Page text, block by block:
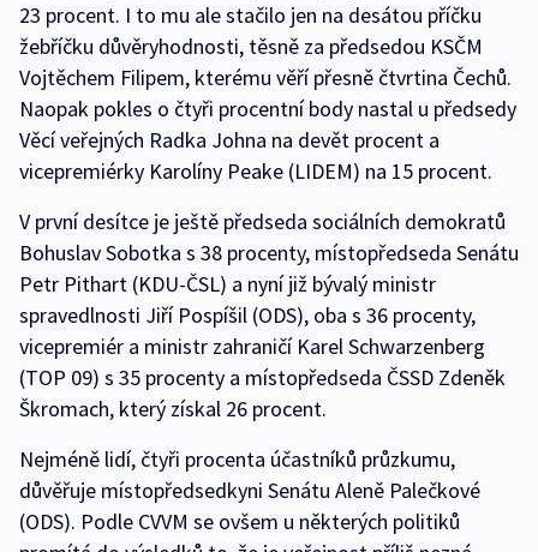
23 procent. I to mu ale stačilo jen na desátou příčku
žebříčku důvěryhodnosti, těsně za předsedou KSČM
Vojtěchem Filipem, kterému věří přesně čtvrtina Čechů.
Naopak pokles o čtyři procentní body nastal u předsedy
Věcí veřejných Radka Johna na devět procent a
vicepremiérky Karolíny Peake (LIDEM) na 15 procent.
V první desítce je ještě předseda sociálních demokratů
Bohuslav Sobotka s 38 procenty, místopředseda Senátu
Petr Pithart (KDU-ČSL) a nyní již bývalý ministr
spravedlnosti Jiří Pospíšil (ODS), oba s 36 procenty,
vicepremiér a ministr zahraničí Karel Schwarzenberg
(TOP 09) s 35 procenty a místopředseda ČSSD Zdeněk
Škromach, který získal 26 procent.
Nejméně lidí, čtyři procenta účastníků průzkumu,
důvěřuje místopředsedkyni Senátu Aleně Palečkové
(ODS). Podle CVVM se ovšem u některých politiků